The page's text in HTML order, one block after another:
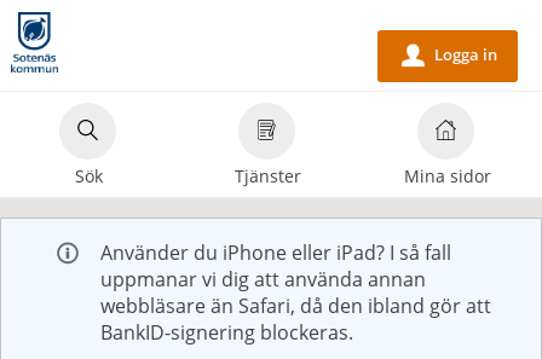
Välkommen
till
e-
tjänster
Sotenäs
kommun
Sök Tjänster Mina sidor
u Logga in
Använder du iPhone eller iPad? I så fall
uppmanar vi dig att använda annan
webbläsare än Safari, då den ibland gör att
BankID-signering blockeras.